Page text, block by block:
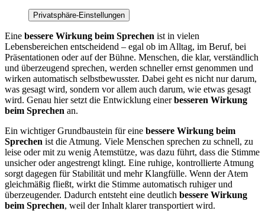
Privatsphäre-Einstellungen
Eine bessere Wirkung beim Sprechen ist in vielen
Lebensbereichen entscheidend – egal ob im Alltag, im Beruf, bei
Präsentationen oder auf der Bühne. Menschen, die klar, verständlich
und überzeugend sprechen, werden schneller ernst genommen und
wirken automatisch selbstbewusster. Dabei geht es nicht nur darum,
was gesagt wird, sondern vor allem auch darum, wie etwas gesagt
wird. Genau hier setzt die Entwicklung einerbesseren Wirkung
beim Sprechen an.
Ein wichtiger Grundbaustein für eine bessere Wirkung beim
Sprechen ist die Atmung. Viele Menschen sprechen zu schnell, zu
leise oder mit zu wenig Atemstütze, was dazu führt, dass die Stimme
unsicher oder angestrengt klingt. Eine ruhige, kontrollierte Atmung
sorgt dagegen für Stabilität und mehr Klangfülle. Wenn der Atem
gleichmäßig fließt, wirkt die Stimme automatisch ruhiger und
überzeugender. Dadurch entsteht eine deutlich bessere Wirkung
beim Sprechen, weil der Inhalt klarer transportiert wird.